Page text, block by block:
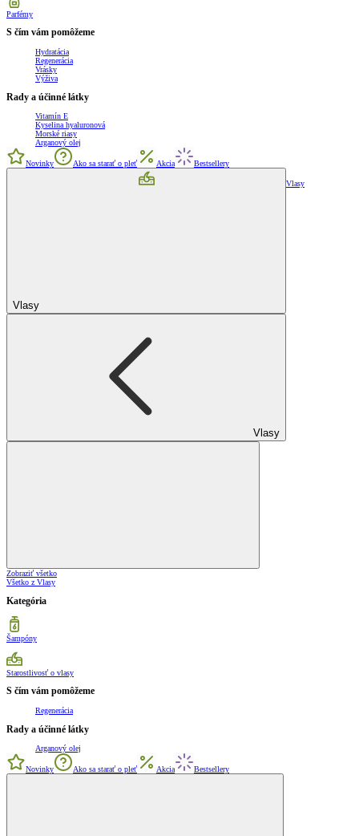
Parfémy
S čím vám pomôžeme
Hydratácia
Regenerácia
Vrásky
Výživa
Rady a účinné látky
Vitamín E
Kyselina hyaluronová
Morské riasy
Arganový olej
Novinky Ako sa starať o pleť Akcia Bestsellery
Vlasy
Vlasy
Vlasy
Zobraziť všetko
Všetko z Vlasy
Kategória
Šampóny
Starostlivosť o vlasy
S čím vám pomôžeme
Regenerácia
Rady a účinné látky
Arganový olej
Novinky Ako sa starať o pleť Akcia Bestsellery